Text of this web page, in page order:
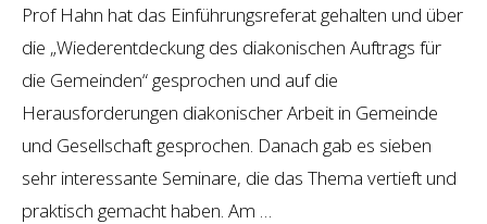
Prof Hahn hat das Einführungsreferat gehalten und über
die „Wiederentdeckung des diakonischen Auftrags für
die Gemeinden“ gesprochen und auf die
Herausforderungen diakonischer Arbeit in Gemeinde
und Gesellschaft gesprochen. Danach gab es sieben
sehr interessante Seminare, die das Thema vertieft und
praktisch gemacht haben. Am …